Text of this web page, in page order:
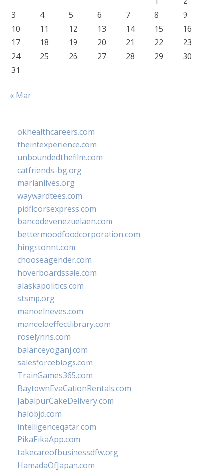
3
4 5 6 7 8
9
10
11 12 13 14 15
16
17
18 19 20 21 22
23
24
25 26 27 28 29
30
31
« Mar
okhealthcareers.com
theintexperience.com
unboundedthefilm.com
catfriends-bg.org
marianlives.org
waywardtees.com
pidfloorsexpress.com
bancodevenezuelaen.com
bettermoodfoodcorporation.com
hingstonnt.com
chooseagender.com
hoverboardssale.com
alaskapolitics.com
stsmp.org
manoelneves.com
mandelaeffectlibrary.com
roselynns.com
balanceyoganj.com
salesforceblogs.com
TrainGames365.com
BaytownEvaCationRentals.com
JabalpurCakeDelivery.com
halobjd.com
intelligenceqatar.com
PikaPikaApp.com
takecareofbusinessdfw.org
HamadaOfJapan.com